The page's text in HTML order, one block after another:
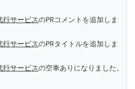
行サービスのPRコメントを追加しま
行サービスのPRタイトルを追加しま
行サービスの空車ありになりました。